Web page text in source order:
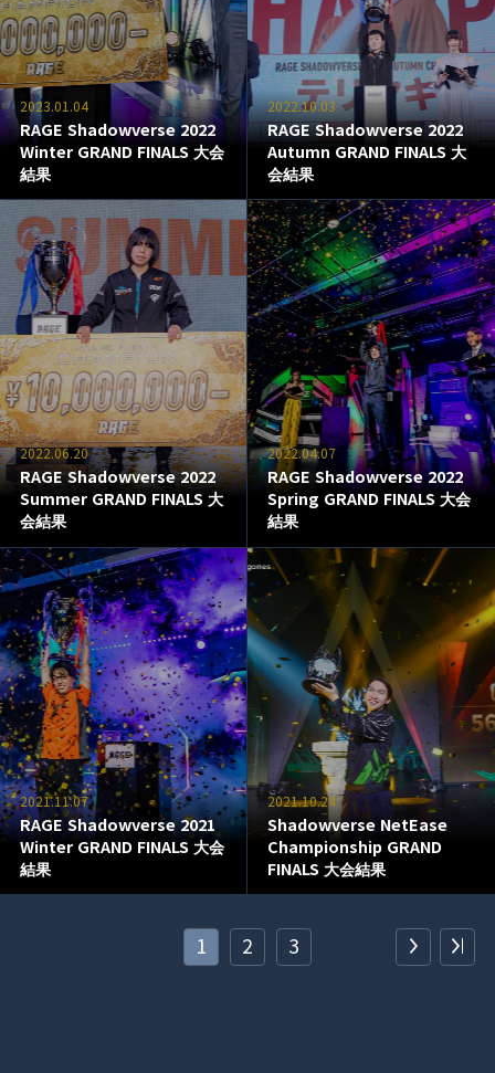
2023.01.04
RAGE Shadowverse 2022
Winter GRAND FINALS 大会
結果
2022.10.03
RAGE Shadowverse 2022
Autumn GRAND FINALS 大
会結果
2022.06.20
RAGE Shadowverse 2022
Summer GRAND FINALS 大
会結果
2022.04.07
RAGE Shadowverse 2022
Spring GRAND FINALS 大会
結果
2021.11.07
RAGE Shadowverse 2021
Winter GRAND FINALS 大会
結果
2021.10.24
Shadowverse NetEase
Championship GRAND
FINALS 大会結果
1 2 3